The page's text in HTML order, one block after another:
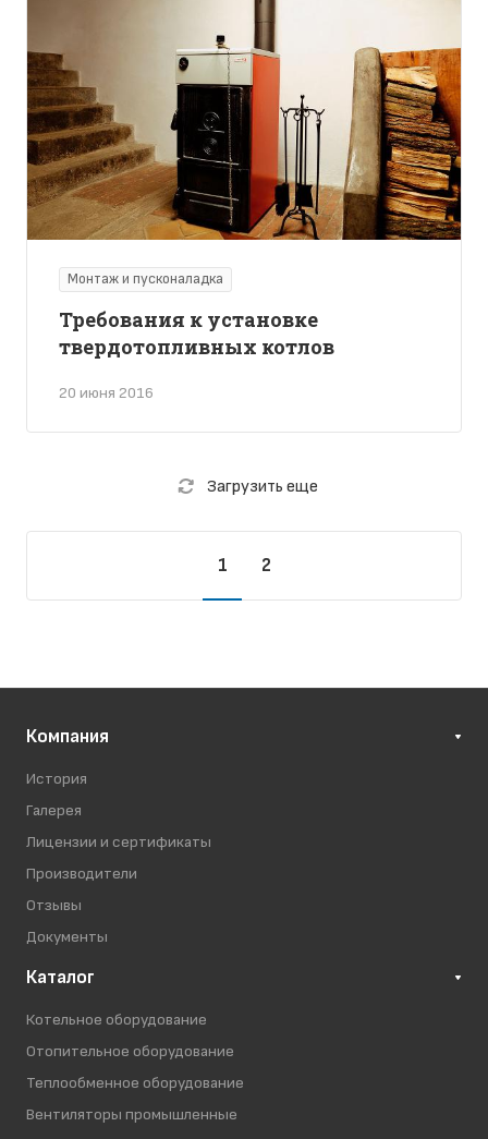
Монтаж и пусконаладка
20 июня 2016
Требования к установке
твердотопливных котлов
Загрузить еще
1 2
Компания
История
Галерея
Лицензии и сертификаты
Производители
Отзывы
Документы
Каталог
Котельное оборудование
Отопительное оборудование
Теплообменное оборудование
Вентиляторы промышленные